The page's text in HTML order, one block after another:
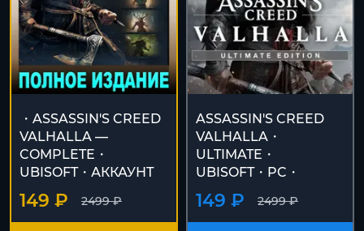
・ASSASSIN'S CREED
VALHALLA —
COMPLETE・
UBISOFT・АККАУНТ
2499 ₽
149 ₽
ASSASSIN'S CREED
VALHALLA・
ULTIMATE・
UBISOFT・PC・
2499 ₽
149 ₽